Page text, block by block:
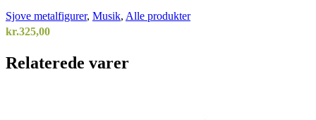
Sjove metalfigurer, Musik, Alle produkter
kr.325,00
Relaterede varer